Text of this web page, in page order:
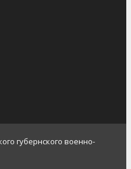
губернского военно-